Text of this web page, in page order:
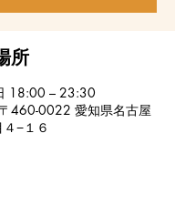
所
18:00 – 23:30
460-0022 愛知県名古屋
−１６